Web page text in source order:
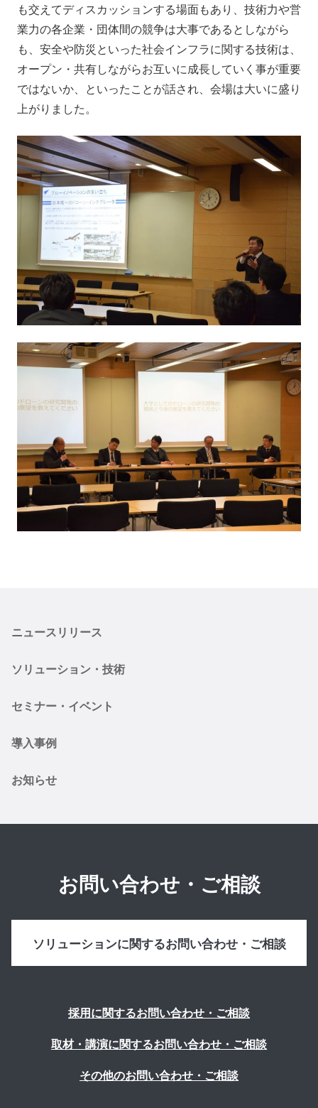
も交えてディスカッションする場面もあり、技術力や営
業力の各企業・団体間の競争は大事であるとしながら
も、安全や防災といった社会インフラに関する技術は、
オープン・共有しながらお互いに成長していく事が重要
ではないか、といったことが話され、会場は大いに盛り
上がりました。
ニュースリリース
ソリューション・技術
セミナー・イベント
導入事例
お知らせ
お問い合わせ・ご相談
ソリューションに関するお問い合わせ・ご相談
採用に関するお問い合わせ・ご相談
取材・講演に関するお問い合わせ・ご相談
その他のお問い合わせ・ご相談